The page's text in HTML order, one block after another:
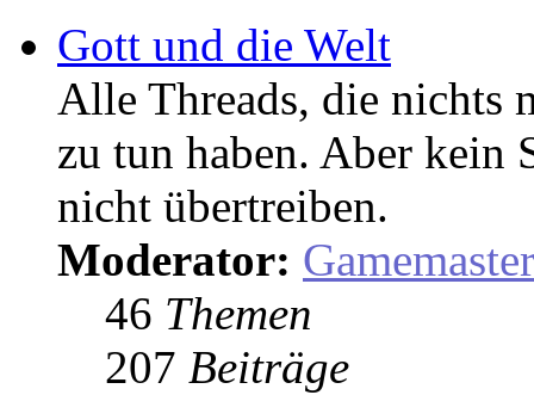
Gott und die Welt
Alle Threads, die nichts
zu tun haben. Aber kein
nicht übertreiben.
Moderator: Gamemaster
46 Themen
207 Beiträge